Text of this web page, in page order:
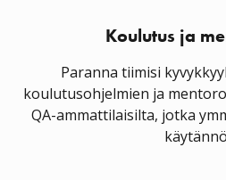
Koulutus ja
Paranna tiimisi
koulutusohjelmien ja
QA-ammattilaisilta, jotka